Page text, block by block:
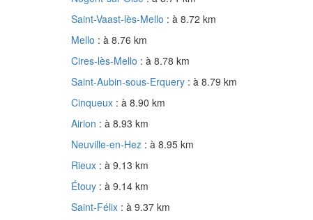
Saint-Vaast-lès-Mello : à 8.72 km
Mello : à 8.76 km
Cires-lès-Mello : à 8.78 km
Saint-Aubin-sous-Erquery : à 8.79 km
Cinqueux : à 8.90 km
Airion : à 8.93 km
Neuville-en-Hez : à 8.95 km
Rieux : à 9.13 km
Étouy : à 9.14 km
Saint-Félix : à 9.37 km